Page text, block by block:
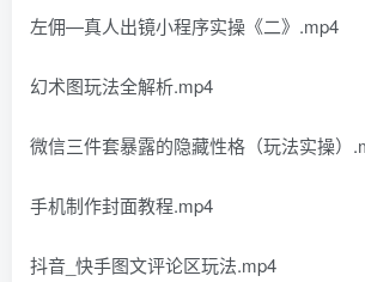
左佣—真人出镜小程序实操《二》.mp4
幻术图玩法全解析.mp4
微信三件套暴露的隐藏性格（玩法实操）
手机制作封面教程.mp4
抖音_快手图文评论区玩法.mp4